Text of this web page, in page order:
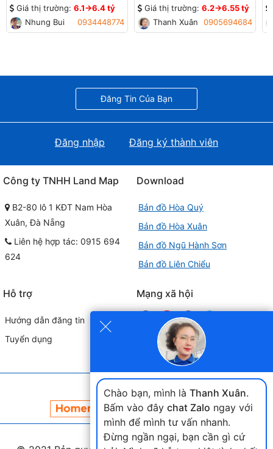
Giá thị trường: 6.1->6.4 tỷ
Nhung Bui
0934448774
Giá thị trường: 6.2->6.55 tỷ
Thanh Xuân
0905694684
×
Chào bạn, mình là Thanh Xuân.
Bấm vào đây chat Zalo ngay với
mình để mình tư vấn nhanh.
Đừng ngần ngại, bạn cần gì cứ
Đăng Tin Của Bạn
Đăng nhập Đăng ký thành viên
Công ty TNHH Land Map
B2-80 lô 1 KĐT Nam Hòa
Xuân, Đà Nẵng
Liên hệ hợp tác: 0915 694
624
Download
Bản đồ Hòa Quý
Bản đồ Hòa Xuân
Bản đồ Ngũ Hành Sơn
Bản đồ Liên Chiểu
Hỗ trợ
Hướng dẫn đăng tin
Tuyển dụng
Mạng xã hội